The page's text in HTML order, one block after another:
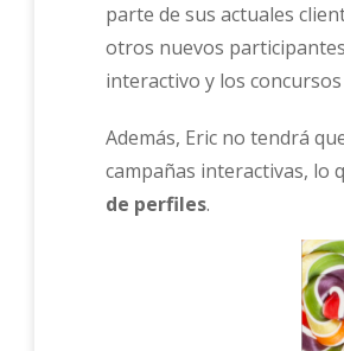
parte de sus actuales
otros nuevos
interactivo y los
Además, Eric no tendrá
campañas interactivas, lo
de perfiles.